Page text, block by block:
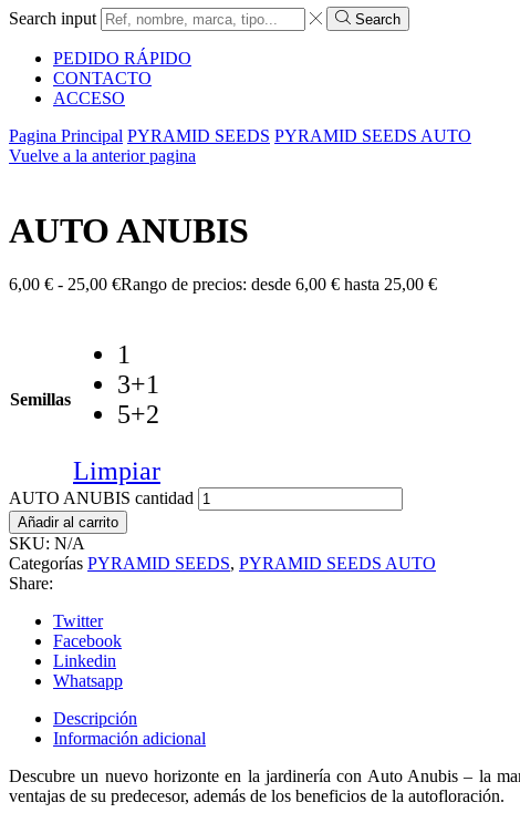
Search input Search
PEDIDO RÁPIDO
CONTACTO
ACCESO
Pagina Principal PYRAMID SEEDS PYRAMID SEEDS AUTO
Vuelve a la anterior pagina
AUTO ANUBIS
6,00 € - 25,00 €Rango de precios: desde 6,00 € hasta 25,00 €
Semillas
1
3+1
5+2
Limpiar
AUTO ANUBIS cantidad
Añadir al carrito
SKU: N/A
Categorías PYRAMID SEEDS, PYRAMID SEEDS AUTO
Share:
Twitter
Facebook
Linkedin
Whatsapp
Descripción
Información adicional
Descubre un nuevo horizonte en la jardinería con Auto Anubis – la
ventajas de su predecesor, además de los beneficios de la autofloración.